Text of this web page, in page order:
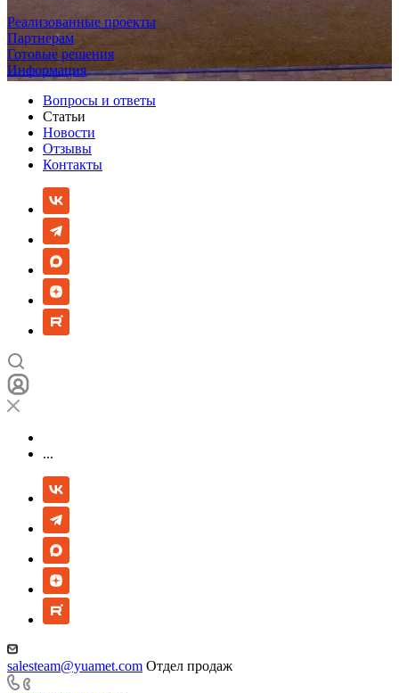
Реализованные проекты
Партнерам
Готовые решения
Информация
Вопросы и ответы
Статьи
Новости
Отзывы
Контакты
...
salesteam@yuamet.com Отдел продаж